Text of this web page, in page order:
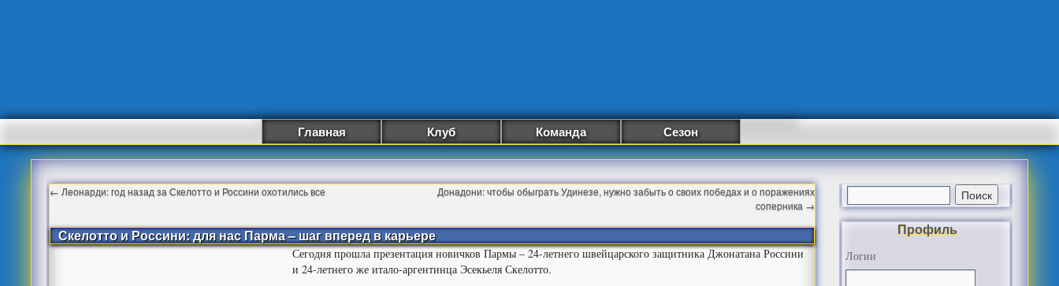
Главная Клуб Команда Сезон
← Леонарди: год назад за Скелотто и Россини охотились все
Донадони: чтобы обыграть Удинезе, нужно забыть о своих победах и о поражениях
соперника →
Скелотто и Россини: для нас Парма – шаг вперед в карьере
Сегодня прошла презентация новичков Пармы – 24-летнего швейцарского защитника Джонатана Россини
и 24-летнего же итало-аргентинца Эсекьеля Скелотто.
Профиль
Логин